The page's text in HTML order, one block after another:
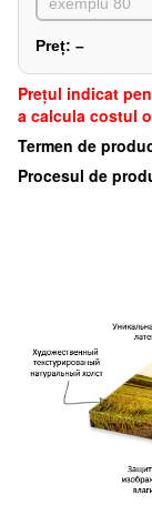
Preț: –
Preţul indicat
a calcula costul
Termen de
Procesul de